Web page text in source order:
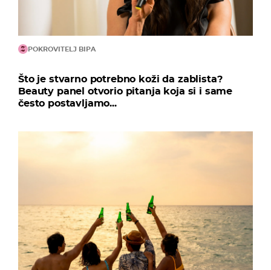
POKROVITELJ BIPA
Što je stvarno potrebno koži da zablista?
Beauty panel otvorio pitanja koja si i same
često postavljamo...